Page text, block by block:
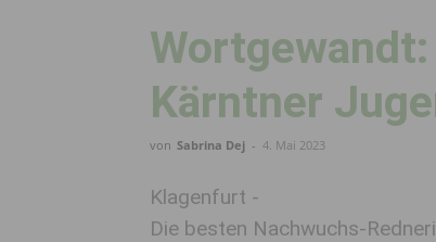
Kärntner
von Sabrina Dej - 4. Mai 2023
Klagenfurt -
Die besten Nachwuchs-